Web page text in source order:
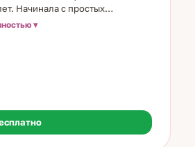
Начинала с простых
— и сразу убедилась:
и чувствах партнёра, о
несколькими вариантами, о